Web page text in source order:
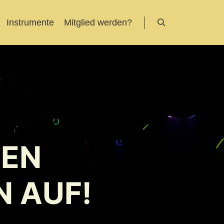
Instrumente Mitglied werden?
AUF!